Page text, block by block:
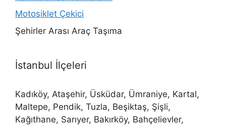
Motosiklet Çekici
Şehirler Arası Araç Taşıma
İstanbul İlçeleri
Kadıköy, Ataşehir, Üsküdar, Ümraniye, Kartal,
Maltepe, Pendik, Tuzla, Beşiktaş, Şişli,
Kağıthane, Sarıyer, Bakırköy, Bahçelievler,